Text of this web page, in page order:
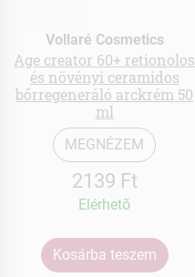
Vollaré Cosmetics
Age creator 60+ retionolos
és növényi ceramidos
bőrregeneráló arckrém 50
ml
MEGNÉZEM
2139 Ft
Elérhetõ
Kosárba teszem